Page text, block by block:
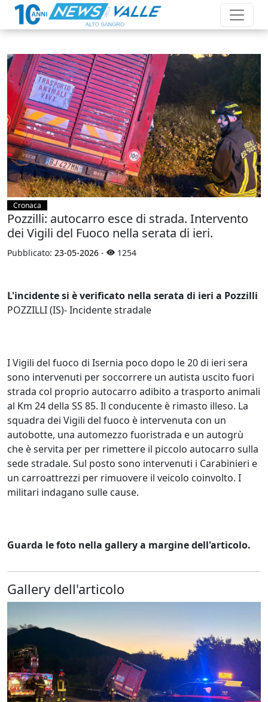
Cronaca
Pozzilli: autocarro esce di strada. Intervento
dei Vigili del Fuoco nella serata di ieri.
Pubblicato: 23-05-2026 - 1254
L'incidente si è verificato nella serata di ieri a Pozzilli
POZZILLI (IS)- Incidente stradale
I Vigili del fuoco di Isernia poco dopo le 20 di ieri sera
sono intervenuti per soccorrere un autista uscito fuori
strada col proprio autocarro adibito a trasporto animali
al Km 24 della SS 85. Il conducente è rimasto illeso. La
squadra dei Vigili del fuoco è intervenuta con un
autobotte, una automezzo fuoristrada e un autogrù
che è servita per per rimettere il piccolo autocarro sulla
sede stradale. Sul posto sono intervenuti i Carabinieri e
un carroattrezzi per rimuovere il veicolo coinvolto. I
militari indagano sulle cause.
Guarda le foto nella gallery a margine dell'articolo.
Gallery dell'articolo